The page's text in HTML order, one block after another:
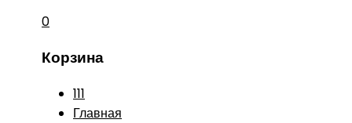
0
Корзина
111
Главная